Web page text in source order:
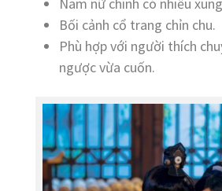
Bối cảnh cổ trang chỉn chu.
Phù hợp với người thích
ngược vừa cuốn.